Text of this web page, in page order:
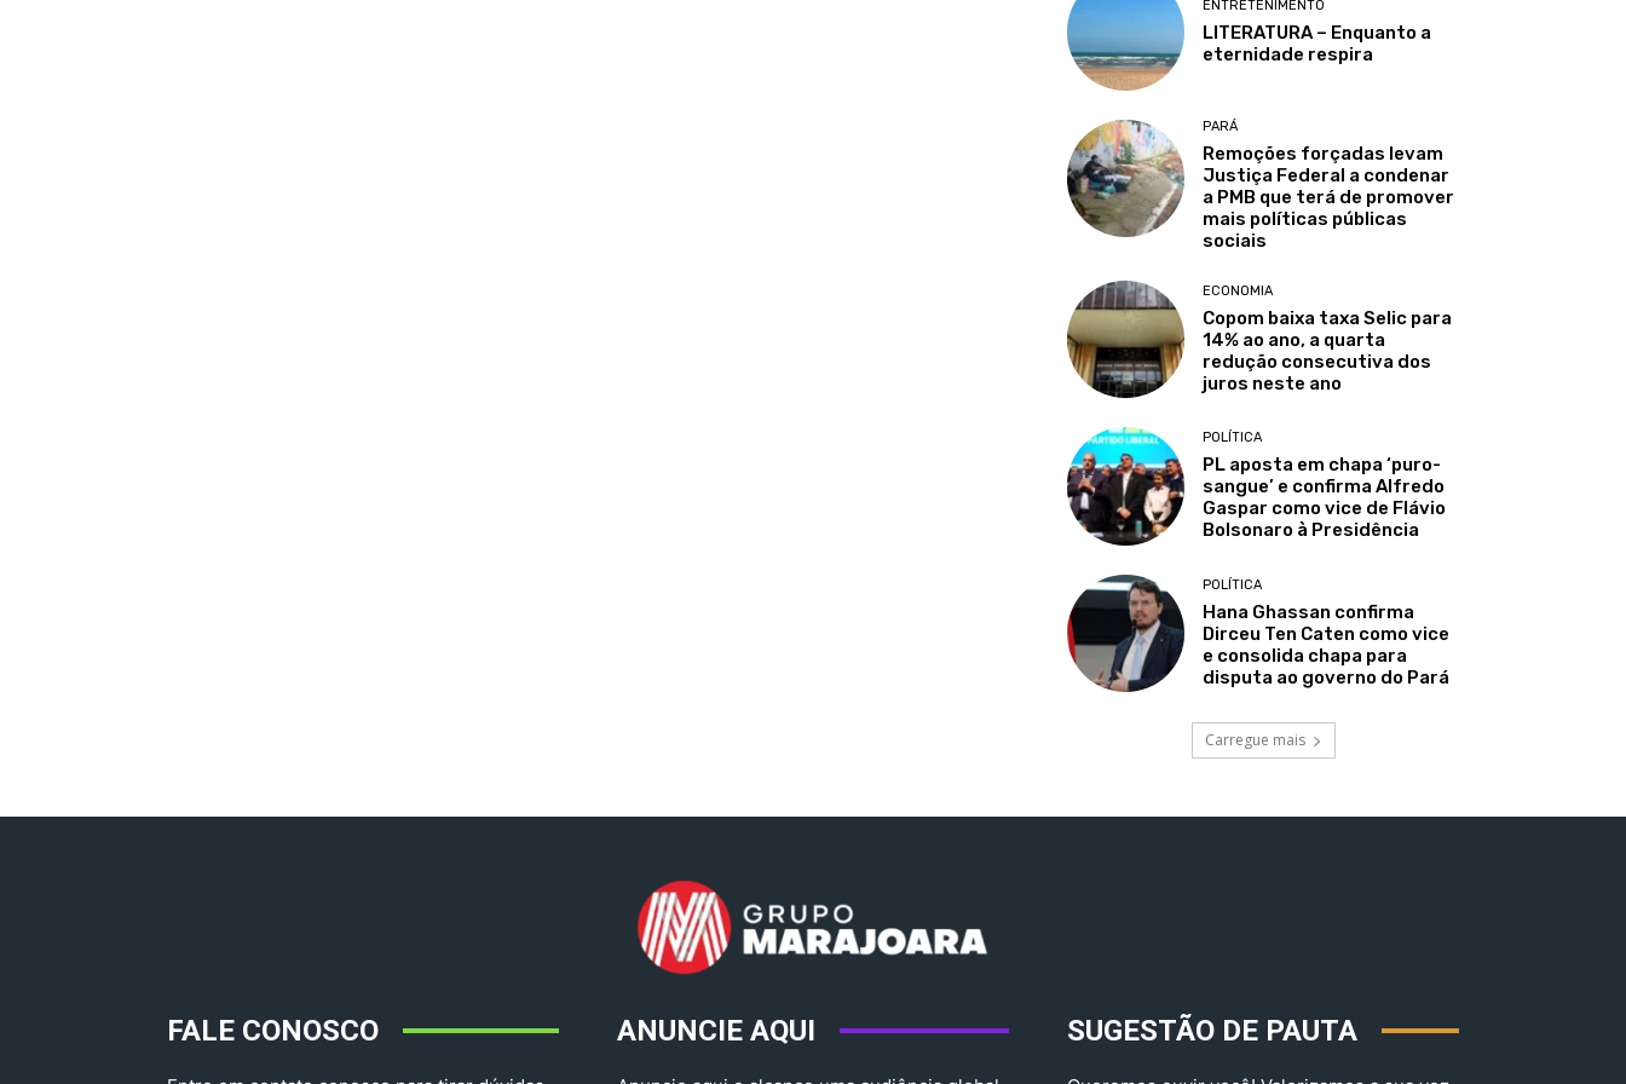
ENTRETENIMENTO
LITERATURA – Enquanto a
eternidade respira
PARÁ
Remoções forçadas levam
Justiça Federal a condenar
a PMB que terá de promover
mais políticas públicas
sociais
ECONOMIA
Copom baixa taxa Selic para
14% ao ano, a quarta
redução consecutiva dos
juros neste ano
POLÍTICA
PL aposta em chapa ‘puro-
sangue’ e confirma Alfredo
Gaspar como vice de Flávio
Bolsonaro à Presidência
POLÍTICA
Hana Ghassan confirma
Dirceu Ten Caten como vice
e consolida chapa para
disputa ao governo do Pará
Carregue mais
FALE CONOSCO ANUNCIE AQUI SUGESTÃO DE PAUTA